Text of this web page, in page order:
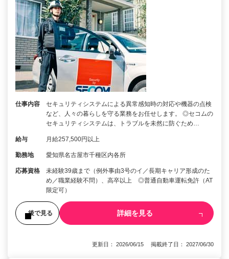
仕事内容
セキュリティシステムによる異常感知時の対応や機器の点検
など、人々の暮らしを守る業務をお任せします。 ◎セコムの
セキュリティシステムは、トラブルを未然に防ぐため…
給与 月給257,500円以上
勤務地 愛知県名古屋市千種区内各所
応募資格
未経験39歳まで（例外事由3号のイ／長期キャリア形成のた
め／職業経験不問）、高卒以上 ◎普通自動車運転免許（AT
限定可）
後で見る 詳細を見る
更新日： 2026/06/15 掲載終了日： 2027/06/30